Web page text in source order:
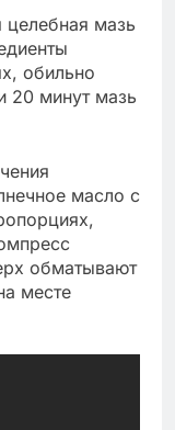
мазь
обильно
20 минут мазь
масло с
обматывают
месте